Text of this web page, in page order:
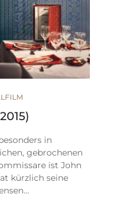
in
gebrochenen
ist John
kürzlich seine